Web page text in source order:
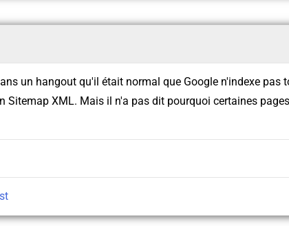
un hangout qu'il était normal que Google n'indexe pas
Sitemap XML. Mais il n'a pas dit pourquoi certaines